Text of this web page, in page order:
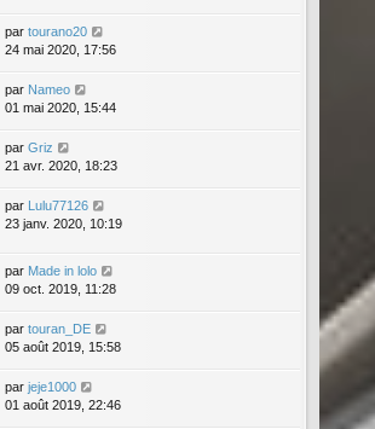
par tourano20
24 mai 2020, 17:56
par Nameo
01 mai 2020, 15:44
par Griz
21 avr. 2020, 18:23
par Lulu77126
23 janv. 2020, 10:19
par Made in lolo
09 oct. 2019, 11:28
par touran_DE
05 août 2019, 15:58
par jeje1000
01 août 2019, 22:46